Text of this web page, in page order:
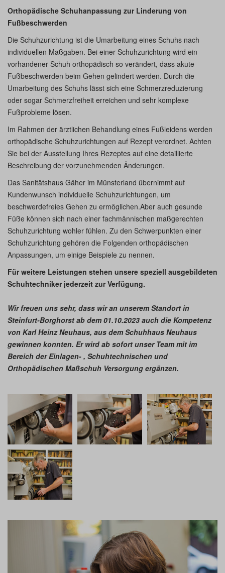
Orthopädische Schuhanpassung zur Linderung von
Fußbeschwerden
Die Schuhzurichtung ist die Umarbeitung eines Schuhs nach
individuellen Maßgaben. Bei einer Schuhzurichtung wird ein
vorhandener Schuh orthopädisch so verändert, dass akute
Fußbeschwerden beim Gehen gelindert werden. Durch die
Umarbeitung des Schuhs lässt sich eine Schmerzreduzierung
oder sogar Schmerzfreiheit erreichen und sehr komplexe
Fußprobleme lösen.
Im Rahmen der ärztlichen Behandlung eines Fußleidens werden
orthopädische Schuhzurichtungen auf Rezept verordnet. Achten
Sie bei der Ausstellung Ihres Rezeptes auf eine detaillierte
Beschreibung der vorzunehmenden Änderungen.
Das Sanitätshaus Gäher im Münsterland übernimmt auf
Kundenwunsch individuelle Schuhzurichtungen, um
beschwerdefreies Gehen zu ermöglichen.Aber auch gesunde
Füße können sich nach einer fachmännischen maßgerechten
Schuhzurichtung wohler fühlen. Zu den Schwerpunkten einer
Schuhzurichtung gehören die Folgenden orthopädischen
Anpassungen, um einige Beispiele zu nennen.
Für weitere Leistungen stehen unsere speziell ausgebildeten
Schuhtechniker jederzeit zur Verfügung.
Wir freuen uns sehr, dass wir an unserem Standort in
Steinfurt-Borghorst ab dem 01.10.2023 auch die Kompetenz
von Karl Heinz Neuhaus, aus dem Schuhhaus Neuhaus
gewinnen konnten. Er wird ab sofort unser Team mit im
Bereich der Einlagen- , Schuhtechnischen und
Orthopädischen Maßschuh Versorgung ergänzen.